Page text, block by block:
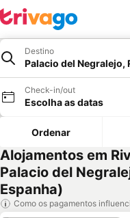
Destino
Palacio del Negralejo,
Check-in/out
Escolha as datas
Ordenar
Alojamentos em
Palacio del
Espanha)
Como os pagamentos